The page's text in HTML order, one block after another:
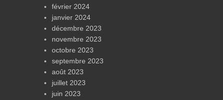
février 2024
janvier 2024
décembre 2023
novembre 2023
octobre 2023
septembre 2023
août 2023
juillet 2023
juin 2023